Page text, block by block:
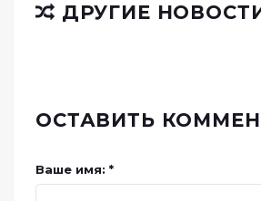
ДРУГИЕ
ОСТАВИТЬ
Ваше имя: *